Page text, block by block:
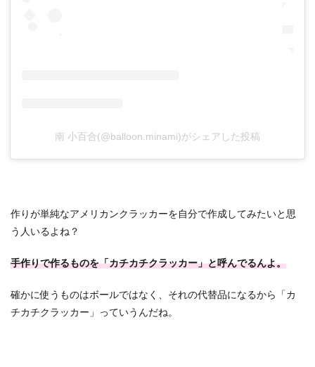
南 小百合(@balloon.minami)がシェアした投稿
作りが単純なアメリカンクラッカーを自分で作成してみたいと思
う人いるよね？
手作りで作るものを「カチカチクラッカー」と呼んでるんよ。
確かに使うものはボールではなく、それの代替品になるから「カ
チカチクラッカー」っていうんだね。